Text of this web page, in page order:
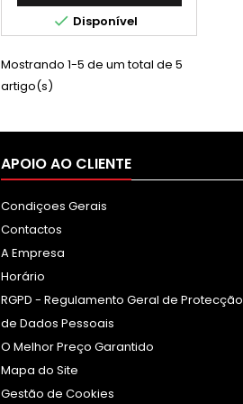
 Disponível
Mostrando 1-5 de um total de 5
artigo(s)
APOIO AO CLIENTE
Condiçoes Gerais
Contactos
A Empresa
Horário
RGPD - Regulamento Geral de Protecção
de Dados Pessoais
O Melhor Preço Garantido
Mapa do Site
Gestão de Cookies